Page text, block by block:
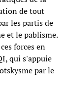
de tout
les partis de
et le pablisme.
forces en
qui s'appuie
par le